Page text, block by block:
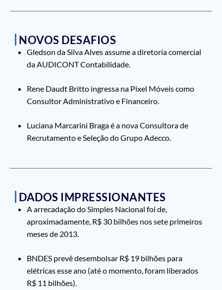
NOVOS DESAFIOS
Gledson da Silva Alves assume a diretoria comercial
da AUDICONT Contabilidade.
Rene Daudt Britto ingressa na Pixel Móveis como
Consultor Administrativo e Financeiro.
Luciana Marcarini Braga é a nova Consultora de
Recrutamento e Seleção do Grupo Adecco.
DADOS IMPRESSIONANTES
A arrecadação do Simples Nacional foi de,
aproximadamente, R$ 30 bilhões nos sete primeiros
meses de 2013.
BNDES prevê desembolsar R$ 19 bilhões para
elétricas esse ano (até o momento, foram liberados
R$ 11 bilhões).